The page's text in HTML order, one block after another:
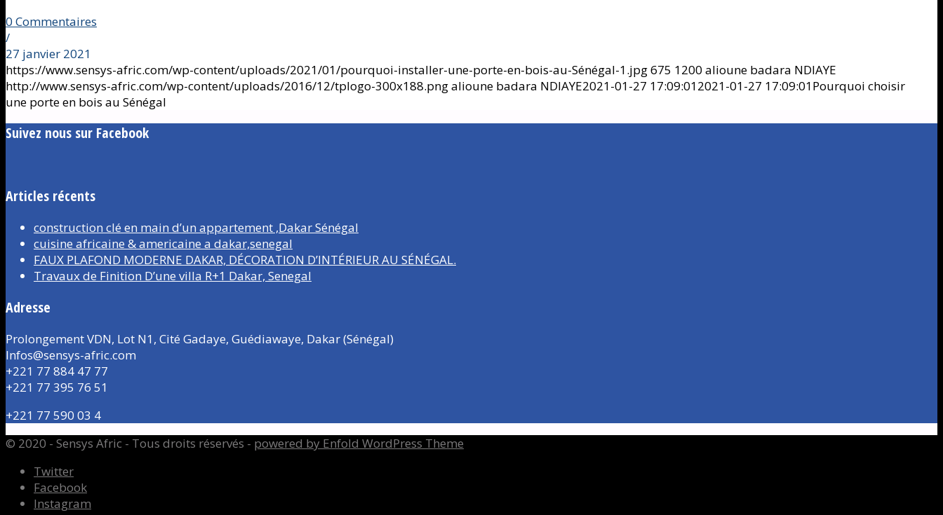
0 Commentaires
/
27 janvier 2021
https://www.sensys-afric.com/wp-content/uploads/2021/01/pourquoi-installer-une-porte-en-bois-au-Sénégal-1.jpg675 1200 alioune badara NDIAYE
http://www.sensys-afric.com/wp-content/uploads/2016/12/tplogo-300x188.pngalioune badara NDIAYE2021-01-27 17:09:012021-01-27 17:09:01Pourquoi choisir
une porte en bois au Sénégal
Suivez nous sur Facebook
Articles récents
construction clé en main d’un appartement ,Dakar Sénégal
cuisine africaine & americaine a dakar,senegal
FAUX PLAFOND MODERNE DAKAR, DÉCORATION D’INTÉRIEUR AU SÉNÉGAL.
Travaux de Finition D’une villa R+1 Dakar, Senegal
Adresse
Prolongement VDN, Lot N1, Cité Gadaye, Guédiawaye, Dakar (Sénégal)
Infos@sensys-afric.com
+221 77 884 47 77
+221 77 395 76 51
+221 77 590 03 4
© 2020 - Sensys Afric - Tous droits réservés - powered by Enfold WordPress Theme
Twitter
Facebook
Instagram